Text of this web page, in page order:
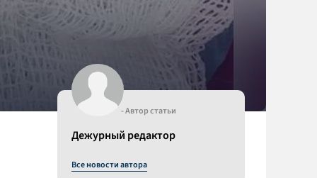
- Автор статьи
Дежурный редактор
Все новости автора